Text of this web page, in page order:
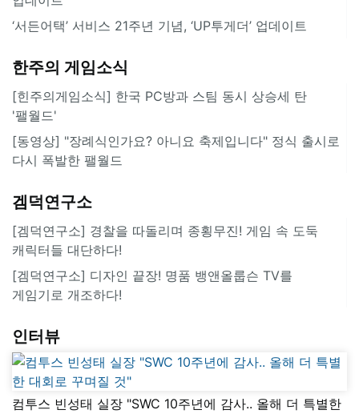
‘서든어택’ 서비스 21주년 기념, ‘UP투게더’ 업데이트
한주의 게임소식
[힌주의게임소식] 한국 PC방과 스팀 동시 상승세 탄
'팰월드'
[동영상] "장례식인가요? 아니요 축제입니다" 정식 출시로
다시 폭발한 팰월드
겜덕연구소
[겜덕연구소] 경찰을 따돌리며 종횡무진! 게임 속 도둑
캐릭터들 대단하다!
[겜덕연구소] 디자인 끝장! 명품 뱅앤올룹슨 TV를
게임기로 개조하다!
인터뷰
컴투스 빈성태 실장 "SWC 10주년에 감사.. 올해 더 특별한